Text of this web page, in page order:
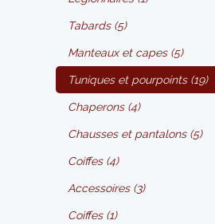
Tabards (5)
Manteaux et capes (5)
Tuniques et pourpoints (19)
Chaperons (4)
Chausses et pantalons (5)
Coiffes (4)
Accessoires (3)
Coiffes (1)